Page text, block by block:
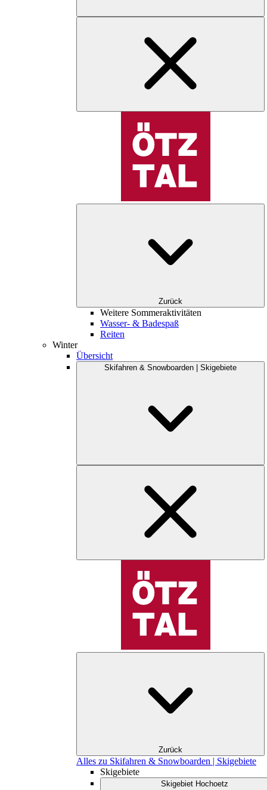
Zurück
Weitere Sommeraktivitäten
Wasser- & Badespaß
Reiten
Winter
Übersicht
Skifahren & Snowboarden | Skigebiete
Zurück
Alles zu Skifahren & Snowboarden | Skigebiete
Skigebiete
Skigebiet Hochoetz